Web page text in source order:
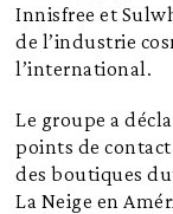
Innisfree et
de l’industrie
l’international.
Le groupe a
points de
des boutiques
La Neige en